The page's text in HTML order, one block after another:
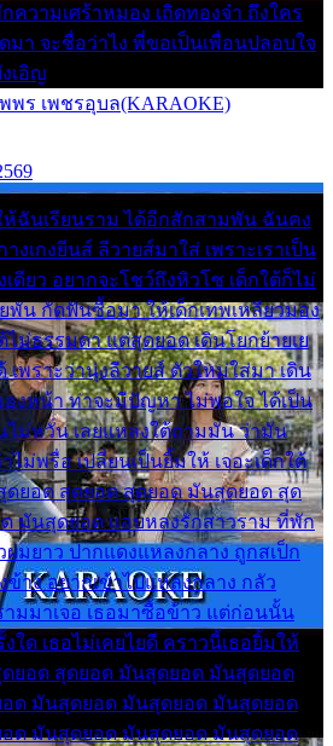
ความเศร้าหมอง เถิดทองจ๋า ถึงใคร
ดมา จะชื่อว่าไง พี่ขอเป็นเพื่อนปลอบใจ
เอิญ
พร เพชรอุบล(KARAOKE)
ห้ฉันเรียนราม ได้อีกสักสามพัน ฉันคง
งเกงยีนส์ ลีวายส์มาใส่ เพราะเราเป็น
เดียว อยากจะโชว์ถึงหิวโซ เด็กใต้ก็ไม่
พัน กัดฟันซื้อมา ให้เด็กเทพเหลียวมอง
ไม่ธรรมดา แต่สุดยอด เดินโยกย้ายเย
เพราะว่านุ่งลีวายส์ ตัวใหม่ใส่มา เดิน
งหน้า ท่าจะมีปัญหา ไม่พอใจ ได้เป็น
ไม่หวั่น เลยแหลงใต้ถามมัน ว่ามัน
ม่พรื่อ เปลี่ยนเป็นยิ้มให้ เจอะเด็กใต้
ดยอด สุดยอด สุดยอด มันสุดยอด สุด
มันสุดยอด แอบหลงรักสาวราม ที่พัก
ผมยาว ปากแดงแหลงกลาง ถูกสเป็ก
ข้าง อยากเข้าไปแหลงกลาง กลัว
มมาเจอ เธอมาซื้อข้าว แต่ก่อนนั้น
งใด เธอไม่เคยไยดี คราวนี้เธอยิ้มให้
ดยอด สุดยอด มันสุดยอด มันสุดยอด
ด มันสุดยอด มันสุดยอด มันสุดยอด
ด มันสุดยอด มันสุดยอด มันสุดยอด